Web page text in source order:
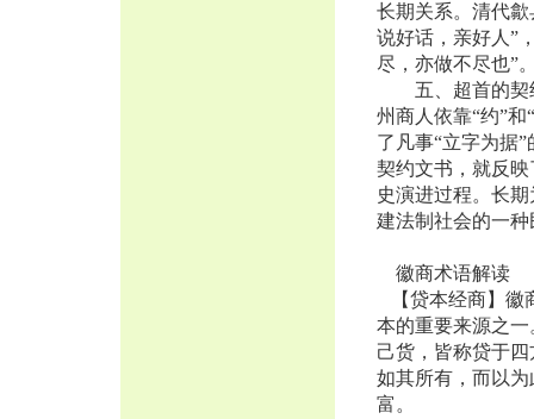
长期关系。清代
说好话，亲好人”
尽，亦做不尽也”
五、超首的契约
州商人依靠“约”
了凡事“立字为据
契约文书，就反
史演进过程。长
建法制社会的一
徽商术语解读
【贷本经商】徽
本的重要来源之
己货，皆称贷于
如其所有，而以
富。